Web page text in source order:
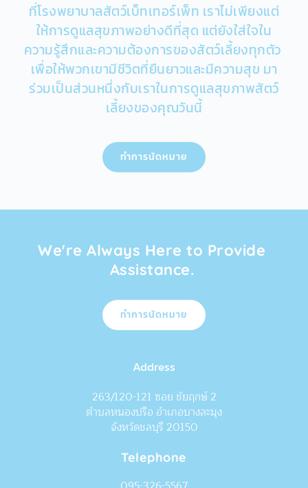
ที่โรงพยาบาลสัตว์เบ็ทเทอร์เพ็ท เราไม่เพียงแต่
ให้การดูแลสุขภาพอย่างดีที่สุด แต่ยังใส่ใจใน
ความรู้สึกและความต้องการของสัตว์เลี้ยงทุกตัว
เพื่อให้พวกเขามีชีวิตที่ยืนยาวและมีความสุข มา
ร่วมเป็นส่วนหนึ่งกับเราในการดูแลสุขภาพสัตว์
เลี้ยงของคุณวันนี้
ทำการนัดหมาย
We're Always Here to Provide
Assistance.
ทำการนัดหมาย
Address
263/120-121 ซอย ชัยฤกษ์ 2
ตำบลหนองปรือ อำเภอบางละมุง
จังหวัดชลบุรี 20150
Telephone